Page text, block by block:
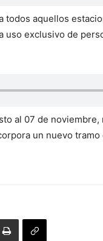
todos aquellos
uso exclusivo de
al 07 de
un nuevo